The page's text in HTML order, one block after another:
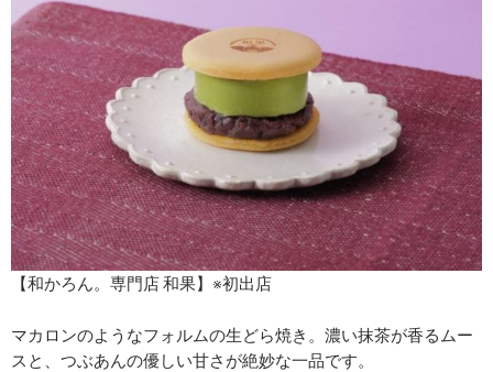
【和かろん。専門店 和果】※初出店
マカロンのようなフォルムの生どら焼き。濃い抹茶が香るムー
スと、つぶあんの優しい甘さが絶妙な一品です。